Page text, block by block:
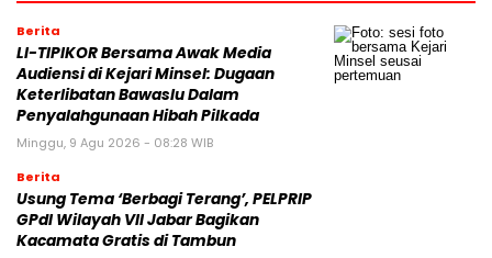
Berita
LI-TIPIKOR Bersama Awak Media
Audiensi di Kejari Minsel: Dugaan
Keterlibatan Bawaslu Dalam
Penyalahgunaan Hibah Pilkada
Minggu, 9 Agu 2026 - 08:28 WIB
Berita
‎Usung Tema ‘Berbagi Terang’, PELPRIP
GPdI Wilayah VII Jabar Bagikan
Kacamata Gratis di Tambun